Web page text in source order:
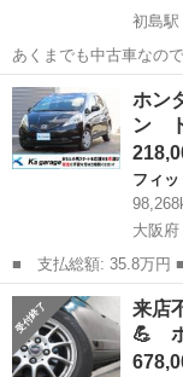
初島駅
あくまでも中古車なの
ターンでお願いします
す。 名義変更後に速
🟪 エアコン 🟪 パワ
和歌山
ホン
ン
フィッ
大阪
■ 支払総額: 35.8万円 ■ 車両本体価格： 218,000 円 ■ メーカー
名： ホンダ ■ 車種
ェイエディション
ビ ＴＶ Ｈ...
大阪 交野市 フ
来店
💪